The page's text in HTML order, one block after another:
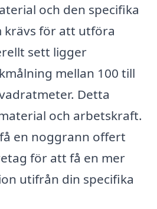
och den specifika
krävs för att utföra
sett ligger
mellan 100 till
Detta
och arbetskraft.
en noggrann offert
för att få en mer
utifrån din specifika